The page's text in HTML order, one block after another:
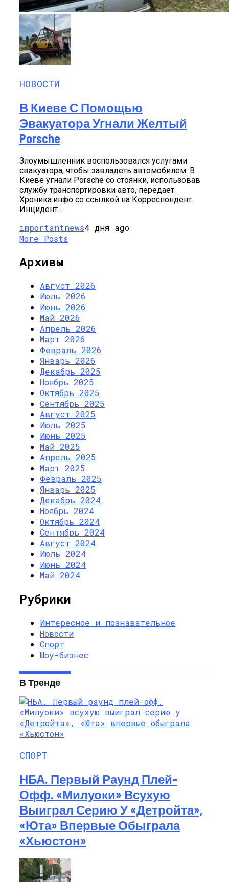
НОВОСТИ
В Киеве С Помощью
Эвакуатора Угнали Желтый
Porsche
Злоумышленник воспользовался услугами
євакуатора, чтобы завладеть автомобилем. В
Киеве угнали Porsche со стоянки, использовав
службу транспортировки авто, передает
Хроника.инфо со ссылкой на Корреспондент.
Инцидент...
importantnews4 дня ago
More Posts
Архивы
Август 2026
Июль 2026
Июнь 2026
Май 2026
Апрель 2026
Март 2026
Февраль 2026
Январь 2026
Декабрь 2025
Ноябрь 2025
Октябрь 2025
Сентябрь 2025
Август 2025
Июль 2025
Июнь 2025
Май 2025
Апрель 2025
Март 2025
Февраль 2025
Январь 2025
Декабрь 2024
Ноябрь 2024
Октябрь 2024
Сентябрь 2024
Август 2024
Июль 2024
Июнь 2024
Май 2024
Рубрики
Интересное и познавательное
Новости
Спорт
Шоу-бизнес
В Тренде
СПОРТ
НБА. Первый Раунд Плей-
Офф. «Милуоки» Всухую
Выиграл Серию У «Детройта»,
«Юта» Впервые Обыграла
«Хьюстон»